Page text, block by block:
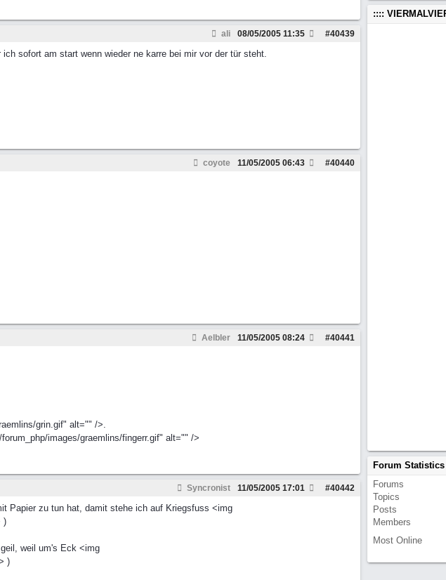
ali #40439
08/05/2005 11:35
sofort am start wenn wieder ne karre bei mir vor der tür steht.
coyote #40440
11/05/2005 06:43
Aelbler #40441
11/05/2005 08:24
grin.gif" alt="" />.
images/graemlins/fingerr.gif" alt="" />
Syncronist #40442
11/05/2005 17:01
Papier zu tun hat, damit stehe ich auf Kriegsfuss <img
)
weil um's Eck <img
)
::::
Forum Statistics
Forums
Topics
Posts
Members
Most Online